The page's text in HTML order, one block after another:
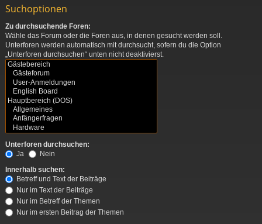
Suchoptionen
Zu durchsuchende Foren:
Wähle das Forum oder die Foren aus, in denen gesucht werden soll.
Unterforen werden automatisch mit durchsucht, sofern du die Option
„Unterforen durchsuchen“ unten nicht deaktivierst.
Unterforen durchsuchen:
Ja
Nein
Innerhalb suchen:
Betreff und Text der Beiträge
Nur im Text der Beiträge
Nur im Betreff der Themen
Nur im ersten Beitrag der Themen